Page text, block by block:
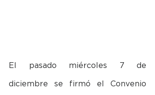
El pasado miércoles 7 de
diciembre se firmó el Convenio